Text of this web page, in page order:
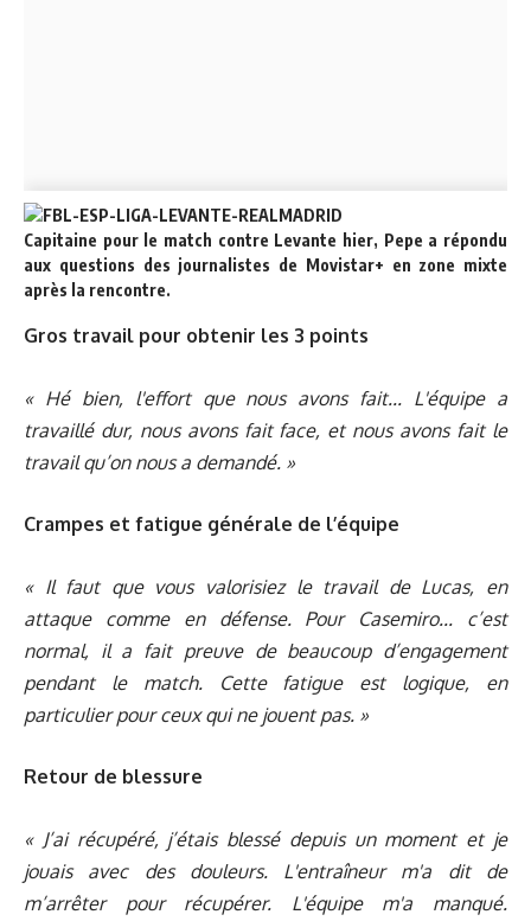
Capitaine pour le match contre Levante hier, Pepe a répondu
aux questions des journalistes de Movistar+ en zone mixte
après la rencontre.
Gros travail pour obtenir les 3 points
« Hé bien, l'effort que nous avons fait... L'équipe a
travaillé dur, nous avons fait face, et nous avons fait le
travail qu’on nous a demandé. »
Crampes et fatigue générale de l’équipe
« Il faut que vous valorisiez le travail de Lucas, en
attaque comme en défense. Pour Casemiro... c’est
normal, il a fait preuve de beaucoup d’engagement
pendant le match. Cette fatigue est logique, en
particulier pour ceux qui ne jouent pas. »
Retour de blessure
« J’ai récupéré, j’étais blessé depuis un moment et je
jouais avec des douleurs. L'entraîneur m'a dit de
m’arrêter pour récupérer. L'équipe m'a manqué.